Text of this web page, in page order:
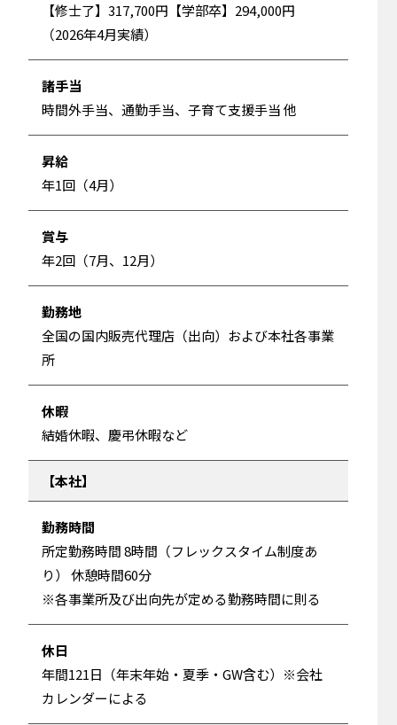
【修士了】317,700円【学部卒】294,000円
（2026年4月実績）
諸手当
時間外手当、通勤手当、子育て支援手当 他
昇給
年1回（4月）
賞与
年2回（7月、12月）
勤務地
全国の国内販売代理店（出向）および本社各事業
所
休暇
結婚休暇、慶弔休暇など
本社
勤務時間
所定勤務時間 8時間（フレックスタイム制度あ
り） 休憩時間60分
※各事業所及び出向先が定める勤務時間に則る
休日
年間121日（年末年始・夏季・GW含む）※会社
カレンダーによる